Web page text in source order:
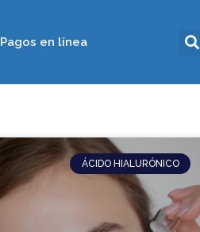
Pagos en línea
ÁCIDO HIALURÓNICO